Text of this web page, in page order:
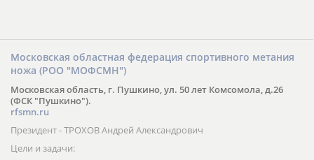
(бывшая Федерация Айкидо СССР) и Всестилевой Федерации
Айкидо России, входящей в состав Национального Совета Айкидо
России, президентом которого является С. В. Киреенко
Московская областная федерация спортивного метания
ножа (РОО "МОФСМН")